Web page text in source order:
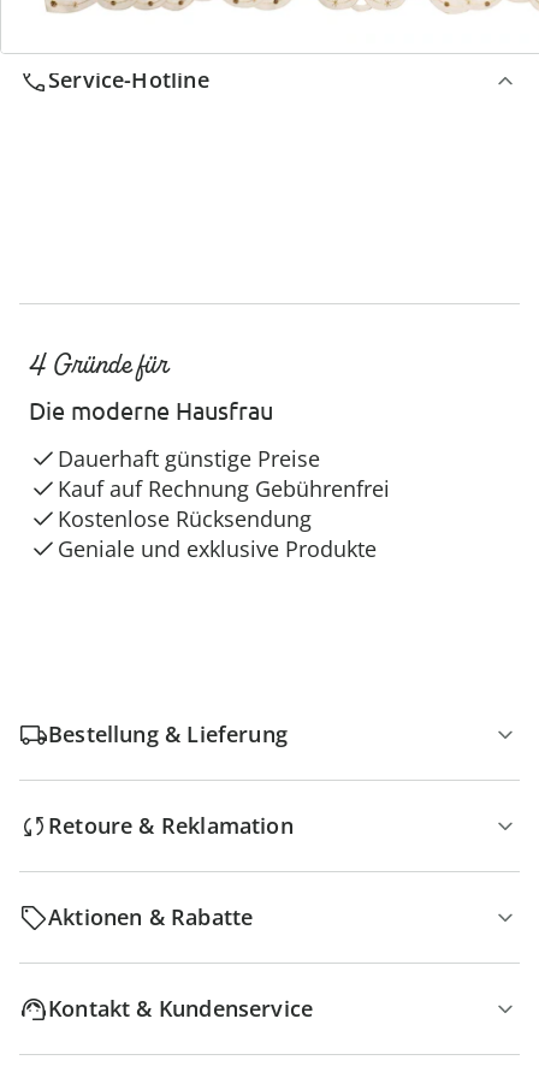
Service-Hotline
4 Gründe für
Die moderne Hausfrau
Dauerhaft günstige Preise
Kauf auf Rechnung Gebührenfrei
Kostenlose Rücksendung
Geniale und exklusive Produkte
Bestellung & Lieferung
Retoure & Reklamation
Aktionen & Rabatte
Kontakt & Kundenservice